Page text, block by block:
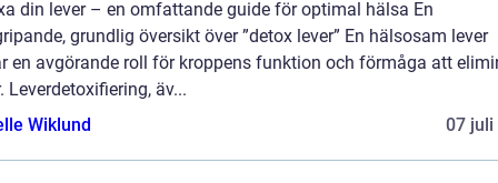
din lever – en omfattande guide för optimal hälsa En
grundlig översikt över ”detox lever” En hälsosam lever
en avgörande roll för kroppens funktion och förmåga att
Leverdetoxifiering, äv...
Wiklund
07 juli